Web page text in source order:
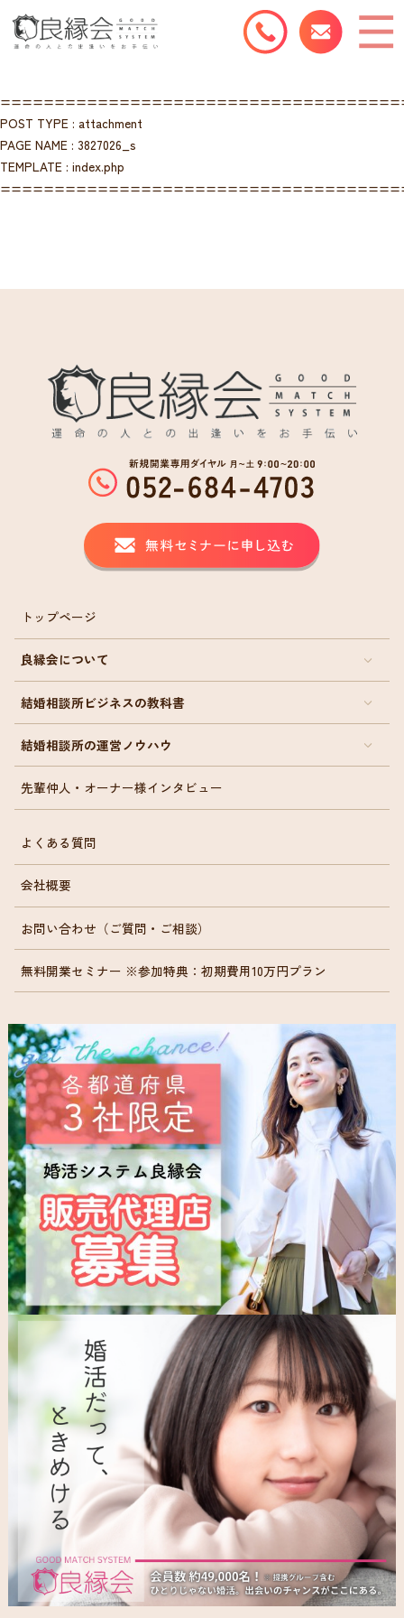
POST TYPE : attachment
PAGE NAME : 3827026_s
TEMPLATE : index.php
トップページ
良縁会について
結婚相談所ビジネスの教科書
結婚相談所の運営ノウハウ
先輩仲人・オーナー様インタビュー
よくある質問
会社概要
お問い合わせ（ご質問・ご相談）
無料開業セミナー ※参加特典：初期費用10万円プラン